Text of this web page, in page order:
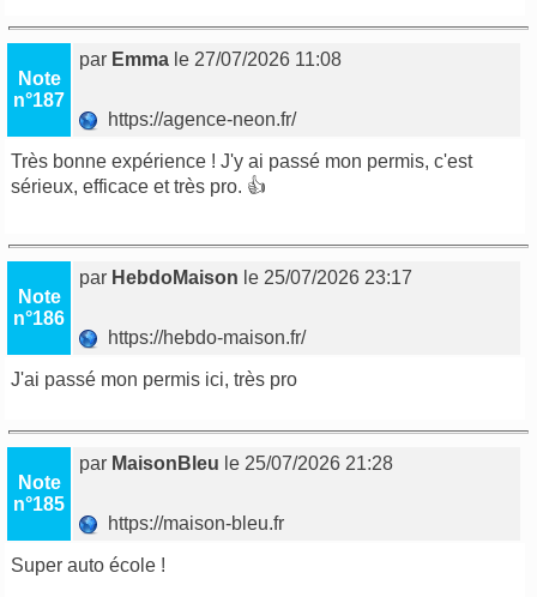
Note
n°187
par Emma le 27/07/2026 11:08
https://agence-neon.fr/
Très bonne expérience ! J'y ai passé mon permis, c'est
sérieux, efficace et très pro. 👍
Note
n°186
par HebdoMaison le 25/07/2026 23:17
https://hebdo-maison.fr/
J'ai passé mon permis ici, très pro
Note
n°185
par MaisonBleu le 25/07/2026 21:28
https://maison-bleu.fr
Super auto école !